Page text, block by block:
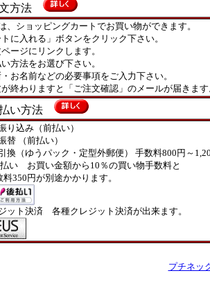
方法
、ショッピングカートでお買い物ができます。
に入れる」ボタンをクリック下さい。
ージにリンクします。
方法をお選び下さい。
お名前などの必要事項をご入力下さい。
終わりますと「ご注文確認」のメールが届きま
い方法
込み（前払い）
（前払い）
（ゆうパック・定型外郵便） 手数料800円～
い お買い金額から10％の買い物手数料と
円が別途かかります。
ト決済 各種クレジット決済が出来ます。
プチネッ